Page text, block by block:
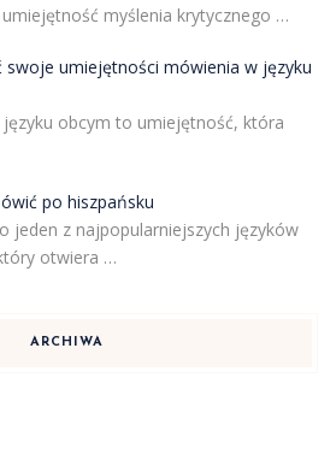
myślenia krytycznego …
swoje umiejętności mówienia w języku
obcym to umiejętność, która
po hiszpańsku
jeden z najpopularniejszych języków
otwiera …
ARCHIWA